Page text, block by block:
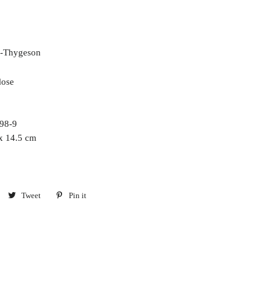
Thygeson
9
14.5 cm
Share Tweet
Tweet
Pin it